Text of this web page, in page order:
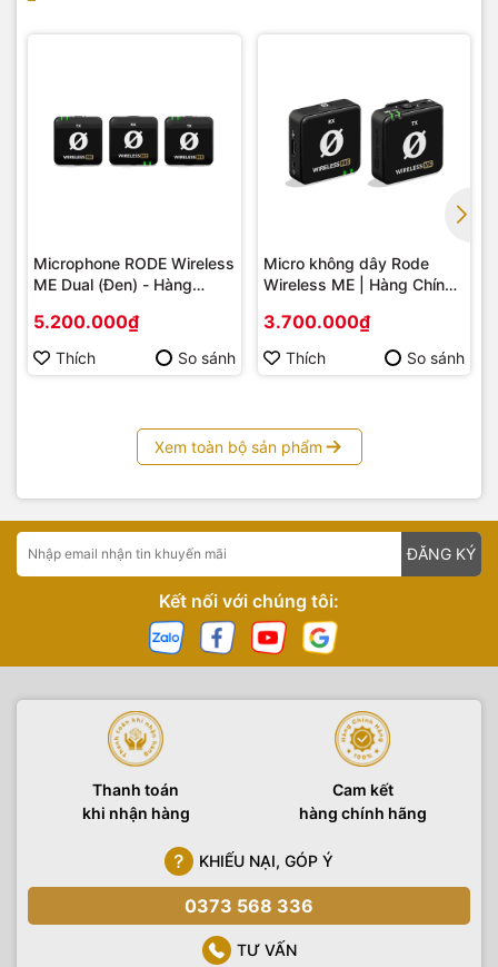
Microphone RODE Wireless
ME Dual (Đen) - Hàng
5.200.000₫
Thích So sánh
Micro không dây Rode
Wireless ME | Hàng Chính
3.700.000₫
Thích So sánh
Xem toàn bộ sản phẩm
ĐĂNG KÝ
Kết nối với chúng tôi:
Thanh toán
khi nhận hàng
Cam kết
hàng chính hãng
KHIẾU NẠI, GÓP Ý
0373 568 336
TƯ VẤN